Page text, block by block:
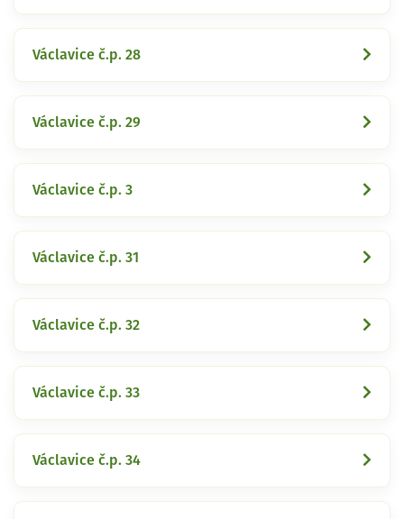
Václavice č.p. 28
Václavice č.p. 29
Václavice č.p. 3
Václavice č.p. 31
Václavice č.p. 32
Václavice č.p. 33
Václavice č.p. 34